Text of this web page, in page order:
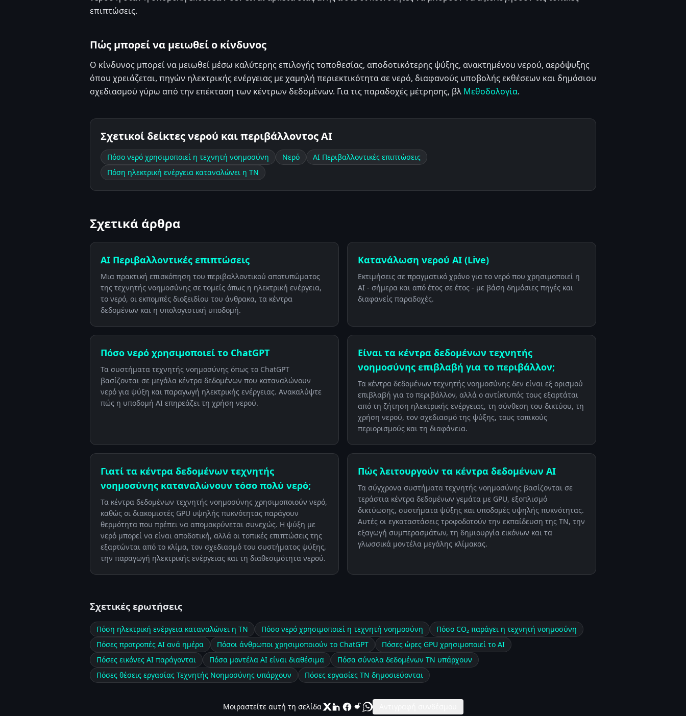
επιπτώσεις.
Πώς μπορεί να μειωθεί ο κίνδυνος
Ο κίνδυνος μπορεί να μειωθεί μέσω καλύτερης επιλογής τοποθεσίας, αποδοτικότερης ψύξης, ανακτημένου νερού, αερόψυξης
όπου χρειάζεται, πηγών ηλεκτρικής ενέργειας με χαμηλή περιεκτικότητα σε νερό, διαφανούς υποβολής εκθέσεων και δημόσιου
σχεδιασμού γύρω από την επέκταση των κέντρων δεδομένων. Για τις παραδοχές μέτρησης, βλ Μεθοδολογία.
Σχετικοί δείκτες νερού και περιβάλλοντος AI
Πόσο νερό χρησιμοποιεί η τεχνητή νοημοσύνη Νερό
AI Περιβαλλοντικές επιπτώσεις
Πόση ηλεκτρική ενέργεια καταναλώνει η ΤΝ
Σχετικά άρθρα
AI Περιβαλλοντικές επιπτώσεις
Μια πρακτική επισκόπηση του περιβαλλοντικού αποτυπώματος
της τεχνητής νοημοσύνης σε τομείς όπως η ηλεκτρική ενέργεια,
το νερό, οι εκπομπές διοξειδίου του άνθρακα, τα κέντρα
δεδομένων και η υπολογιστική υποδομή.
Κατανάλωση νερού AI (Live)
Εκτιμήσεις σε πραγματικό χρόνο για το νερό που χρησιμοποιεί η
ΑΙ - σήμερα και από έτος σε έτος - με βάση δημόσιες πηγές και
διαφανείς παραδοχές.
Πόσο νερό χρησιμοποιεί το ChatGPT
Τα συστήματα τεχνητής νοημοσύνης όπως το ChatGPT
βασίζονται σε μεγάλα κέντρα δεδομένων που καταναλώνουν
νερό για ψύξη και παραγωγή ηλεκτρικής ενέργειας. Ανακαλύψτε
πώς η υποδομή AI επηρεάζει τη χρήση νερού.
Είναι τα κέντρα δεδομένων τεχνητής
νοημοσύνης επιβλαβή για το περιβάλλον;
Τα κέντρα δεδομένων τεχνητής νοημοσύνης δεν είναι εξ ορισμού
επιβλαβή για το περιβάλλον, αλλά ο αντίκτυπός τους εξαρτάται
από τη ζήτηση ηλεκτρικής ενέργειας, τη σύνθεση του δικτύου, τη
χρήση νερού, τον σχεδιασμό της ψύξης, τους τοπικούς
περιορισμούς και τη διαφάνεια.
Γιατί τα κέντρα δεδομένων τεχνητής
νοημοσύνης καταναλώνουν τόσο πολύ νερό;
Τα κέντρα δεδομένων τεχνητής νοημοσύνης χρησιμοποιούν νερό,
καθώς οι διακομιστές GPU υψηλής πυκνότητας παράγουν
θερμότητα που πρέπει να απομακρύνεται συνεχώς. Η ψύξη με
νερό μπορεί να είναι αποδοτική, αλλά οι τοπικές επιπτώσεις της
εξαρτώνται από το κλίμα, τον σχεδιασμό του συστήματος ψύξης,
την παραγωγή ηλεκτρικής ενέργειας και τη διαθεσιμότητα νερού.
Πώς λειτουργούν τα κέντρα δεδομένων AI
Τα σύγχρονα συστήματα τεχνητής νοημοσύνης βασίζονται σε
τεράστια κέντρα δεδομένων γεμάτα με GPU, εξοπλισμό
δικτύωσης, συστήματα ψύξης και υποδομές υψηλής πυκνότητας.
Αυτές οι εγκαταστάσεις τροφοδοτούν την εκπαίδευση της ΤΝ, την
εξαγωγή συμπερασμάτων, τη δημιουργία εικόνων και τα
γλωσσικά μοντέλα μεγάλης κλίμακας.
Σχετικές ερωτήσεις
Πόση ηλεκτρική ενέργεια καταναλώνει η ΤΝ Πόσο νερό χρησιμοποιεί η τεχνητή νοημοσύνη
Πόσο CO₂ παράγει η τεχνητή νοημοσύνη
Πόσες προτροπές AI ανά ημέρα
Πόσοι άνθρωποι χρησιμοποιούν το ChatGPT
Πόσες ώρες GPU χρησιμοποιεί το AI
Πόσες εικόνες AI παράγονται
Πόσα μοντέλα AI είναι διαθέσιμα
Πόσα σύνολα δεδομένων ΤΝ υπάρχουν
Πόσες θέσεις εργασίας Τεχνητής Νοημοσύνης υπάρχουν
Πόσες εργασίες ΤΝ δημοσιεύονται
Μοιραστείτε αυτή τη σελίδα